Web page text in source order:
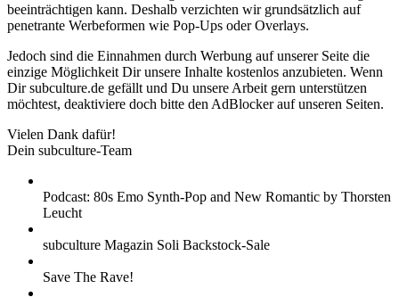
beeinträchtigen kann. Deshalb verzichten wir grundsätzlich auf
penetrante Werbeformen wie Pop-Ups oder Overlays.
Jedoch sind die Einnahmen durch Werbung auf unserer Seite die
einzige Möglichkeit Dir unsere Inhalte kostenlos anzubieten. Wenn
Dir subculture.de gefällt und Du unsere Arbeit gern unterstützen
möchtest, deaktiviere doch bitte den AdBlocker auf unseren Seiten.
Vielen Dank dafür!
Dein subculture-Team
Podcast: 80s Emo Synth-Pop and New Romantic by Thorsten
Leucht
subculture Magazin Soli Backstock-Sale
Save The Rave!